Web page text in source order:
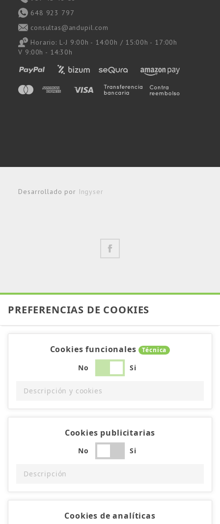
648 923 797
consultas@andupil.com
Horario: L-J 9:00h - 14:00h / 15:00h - 17:00h
V 9:00h - 14:30h
Desarrollado por Ingyser
PREFERENCIAS DE COOKIES
Cookies funcionales Técnica
No Si
Descripción y cookies
Cookies publicitarias
No Si
Descripción
Cookies de analíticas